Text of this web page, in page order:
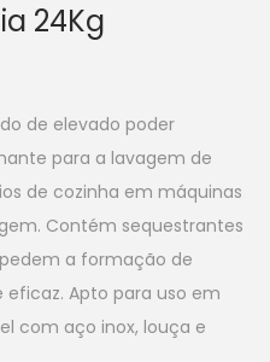
24Kg
de elevado poder
para a lavagem de
de cozinha em máquinas
Contém sequestrantes
a formação de
Apto para uso em
com aço inox, louça e